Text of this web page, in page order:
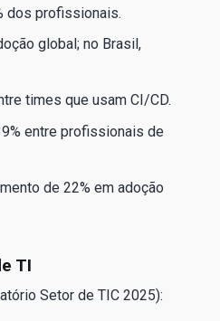
dos profissionais.
global; no Brasil,
times que usam CI/CD.
entre profissionais de
de 22% em adoção
TI
Setor de TIC 2025):